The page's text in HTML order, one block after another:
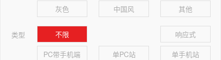
灰色 中国风 其他
类型 不限 响应式
PC带手机端 单PC站 单手机站